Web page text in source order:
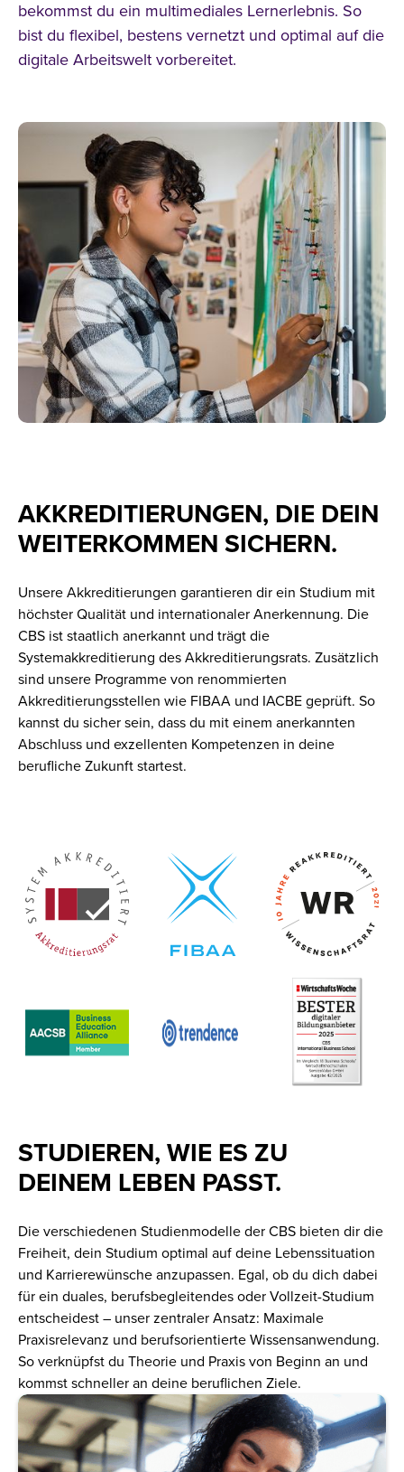
bekommst du ein multimediales Lernerlebnis. So
bist du flexibel, bestens vernetzt und optimal auf die
digitale Arbeitswelt vorbereitet.
AKKREDITIERUNGEN, DIE DEIN
WEITERKOMMEN SICHERN.
Unsere Akkreditierungen garantieren dir ein Studium mit
höchster Qualität und internationaler Anerkennung. Die
CBS ist staatlich anerkannt und trägt die
Systemakkreditierung des Akkreditierungsrats. Zusätzlich
sind unsere Programme von renommierten
Akkreditierungsstellen wie FIBAA und IACBE geprüft. So
kannst du sicher sein, dass du mit einem anerkannten
Abschluss und exzellenten Kompetenzen in deine
berufliche Zukunft startest.
STUDIEREN, WIE ES ZU
DEINEM LEBEN PASST.
Die verschiedenen Studienmodelle der CBS bieten dir die
Freiheit, dein Studium optimal auf deine Lebenssituation
und Karrierewünsche anzupassen. Egal, ob du dich dabei
für ein duales, berufsbegleitendes oder Vollzeit-Studium
entscheidest – unser zentraler Ansatz: Maximale
Praxisrelevanz und berufsorientierte Wissensanwendung.
So verknüpfst du Theorie und Praxis von Beginn an und
kommst schneller an deine beruflichen Ziele.